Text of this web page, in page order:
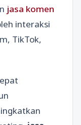
jasa komen
interaksi
TikTok,